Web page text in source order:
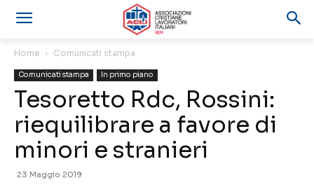
Home Comunicati stampa
Comunicati stampa In primo piano
Tesoretto Rdc, Rossini:
riequilibrare a favore di
minori e stranieri
23 Maggio 2019